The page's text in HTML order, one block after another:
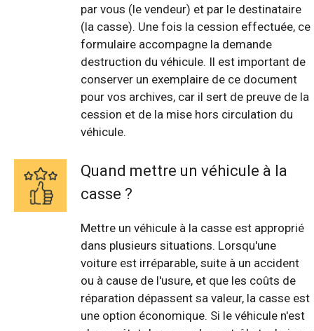
par vous (le vendeur) et par le destinataire
(la casse). Une fois la cession effectuée, ce
formulaire accompagne la demande
destruction du véhicule. Il est important de
conserver un exemplaire de ce document
pour vos archives, car il sert de preuve de la
cession et de la mise hors circulation du
véhicule.
Quand mettre un véhicule à la
casse ?
Mettre un véhicule à la casse est approprié
dans plusieurs situations. Lorsqu'une
voiture est irréparable, suite à un accident
ou à cause de l'usure, et que les coûts de
réparation dépassent sa valeur, la casse est
une option économique. Si le véhicule n'est